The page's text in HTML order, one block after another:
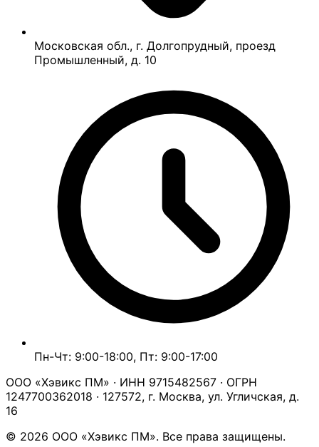
Московская обл., г. Долгопрудный, проезд
Промышленный, д. 10
Пн-Чт: 9:00-18:00, Пт: 9:00-17:00
ООО «Хэвикс ПМ» · ИНН 9715482567 · ОГРН
1247700362018 · 127572, г. Москва, ул. Угличская, д.
16
© 2026 ООО «Хэвикс ПМ». Все права защищены.